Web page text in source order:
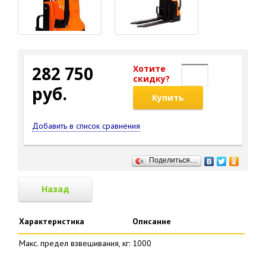
282 750
руб.
Хотите
cкидку?
Купить
Добавить в список сравнения
Поделиться…
Назад
Характеристика Описание
Макс. предел взвешивания, кг: 1000